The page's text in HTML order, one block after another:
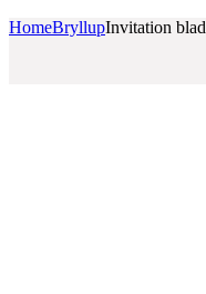
HomeBryllupInvitation